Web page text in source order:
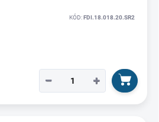
KÓD:FDI.18.018.20.SR2
+
−